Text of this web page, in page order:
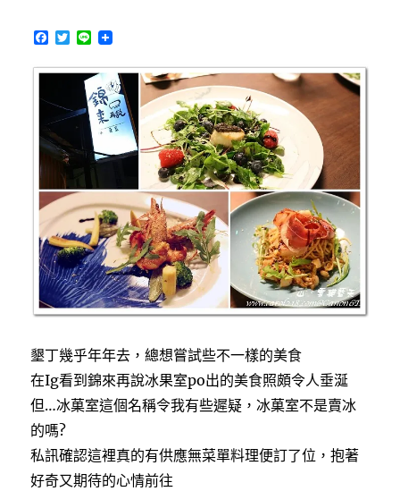
吃
有
特
色，
也
供
應
早
午
餐〉
中
F
c
o
o
k
T
i
e
r
L
n
e
墾丁幾乎年年去，總想嘗試些不一樣的美食
在Ig看到錦來再說冰果室po出的美食照頗令人垂涎
但…冰菓室這個名稱令我有些遲疑，冰菓室不是賣冰
的嗎?
私訊確認這裡真的有供應無菜單料理便訂了位，抱著
好奇又期待的心情前往